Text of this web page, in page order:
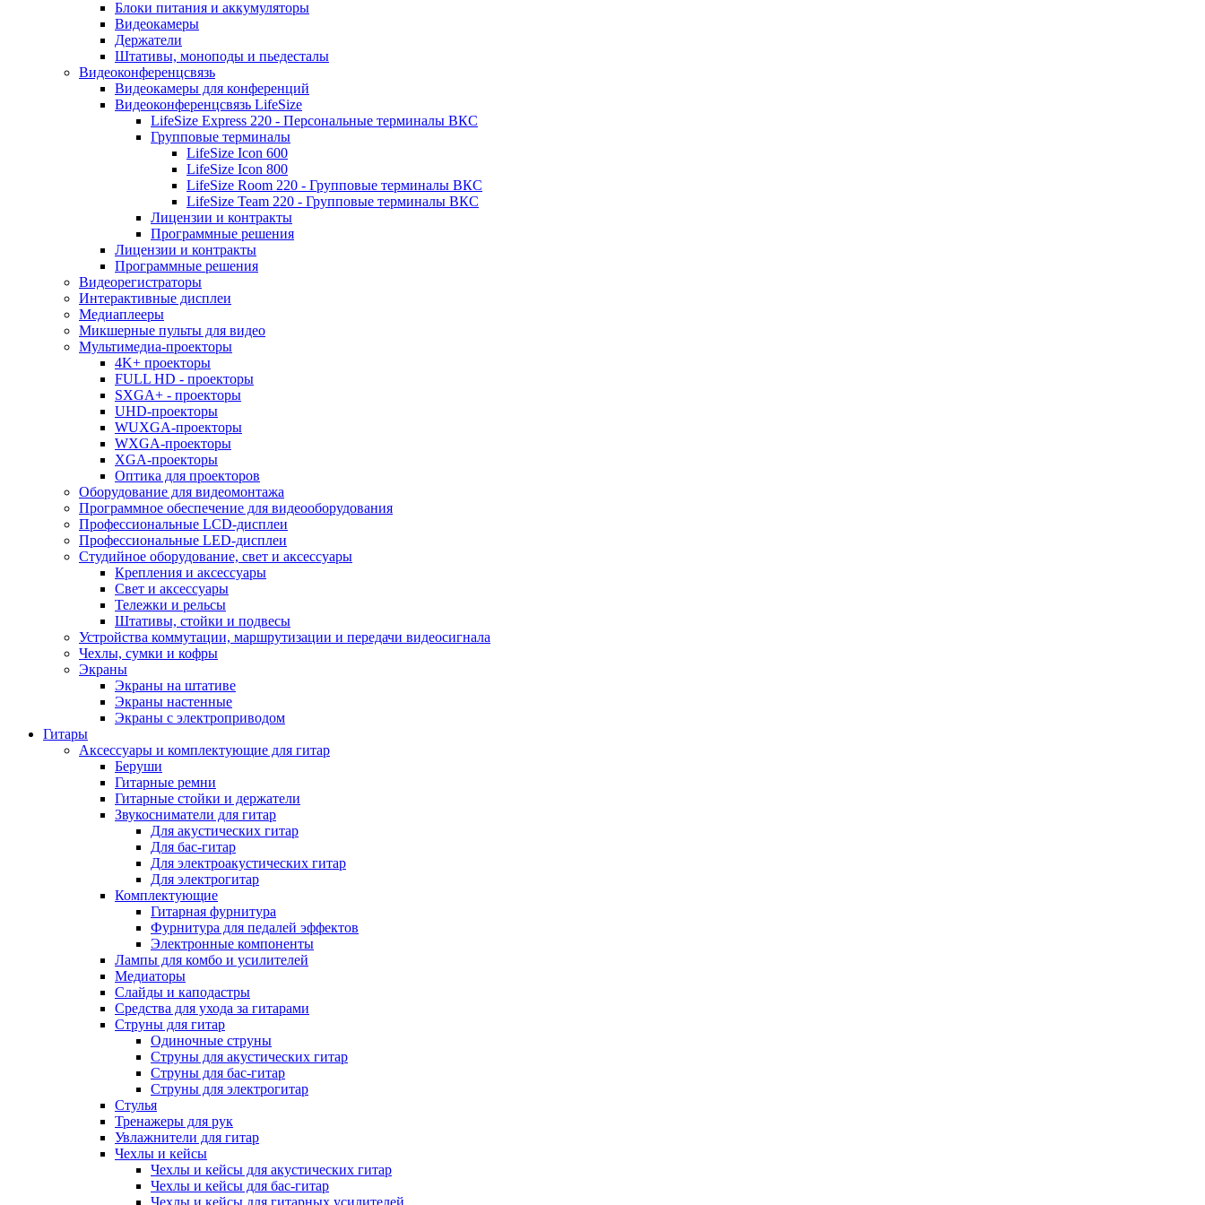
Блоки питания и аккумуляторы
Видеокамеры
Держатели
Штативы, моноподы и пьедесталы
Видеоконференцсвязь
Видеокамеры для конференций
Видеоконференцсвязь LifeSize
LifeSize Express 220 - Персональные терминалы ВКС
Групповые терминалы
LifeSize Icon 600
LifeSize Icon 800
LifeSize Room 220 - Групповые терминалы ВКС
LifeSize Team 220 - Групповые терминалы ВКС
Лицензии и контракты
Программные решения
Лицензии и контракты
Программные решения
Видеорегистраторы
Интерактивные дисплеи
Медиаплееры
Микшерные пульты для видео
Мультимедиа-проекторы
4K+ проекторы
FULL HD - проекторы
SXGA+ - проекторы
UHD-проекторы
WUXGA-проекторы
WXGA-проекторы
XGA-проекторы
Оптика для проекторов
Оборудование для видеомонтажа
Программное обеспечение для видеооборудования
Профессиональные LCD-дисплеи
Профессиональные LED-дисплеи
Студийное оборудование, свет и аксессуары
Крепления и аксессуары
Свет и аксессуары
Тележки и рельсы
Штативы, стойки и подвесы
Устройства коммутации, маршрутизации и передачи видеосигнала
Чехлы, сумки и кофры
Экраны
Экраны на штативе
Экраны настенные
Экраны с электроприводом
Гитары
Аксессуары и комплектующие для гитар
Беруши
Гитарные ремни
Гитарные стойки и держатели
Звукосниматели для гитар
Для акустических гитар
Для бас-гитар
Для электроакустических гитар
Для электрогитар
Комплектующие
Гитарная фурнитура
Фурнитура для педалей эффектов
Электронные компоненты
Лампы для комбо и усилителей
Медиаторы
Слайды и каподастры
Средства для ухода за гитарами
Струны для гитар
Одиночные струны
Струны для акустических гитар
Струны для бас-гитар
Струны для электрогитар
Стулья
Тренажеры для рук
Увлажнители для гитар
Чехлы и кейсы
Чехлы и кейсы для акустических гитар
Чехлы и кейсы для бас-гитар
Чехлы и кейсы для гитарных усилителей